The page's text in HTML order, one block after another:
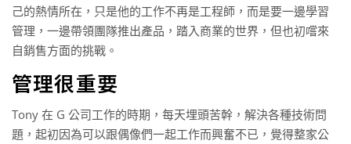
己的熱情所在，只是他的工作不再是工程師，而是要一邊學習
管理，一邊帶領團隊推出產品，踏入商業的世界，但也初嚐來
自銷售方面的挑戰。
管理很重要
Tony 在 G 公司工作的時期，每天埋頭苦幹，解決各種技術問
題，起初因為可以跟偶像們一起工作而興奮不已，覺得整家公